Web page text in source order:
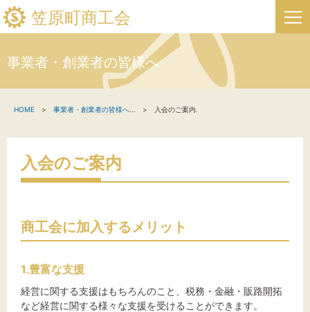
笠原町商工会
新着情報
関係機関の方へ
お問い合わせ
事業者・創業者の皆様へ
HOME 事業者・創業者の皆様へ 入会のご案内.
入会のご案内
商工会に加入するメリット
1.豊富な支援
経営に関する支援はもちろんのこと、税務・金融・販路開拓
など経営に関する様々な支援を受けることができます。